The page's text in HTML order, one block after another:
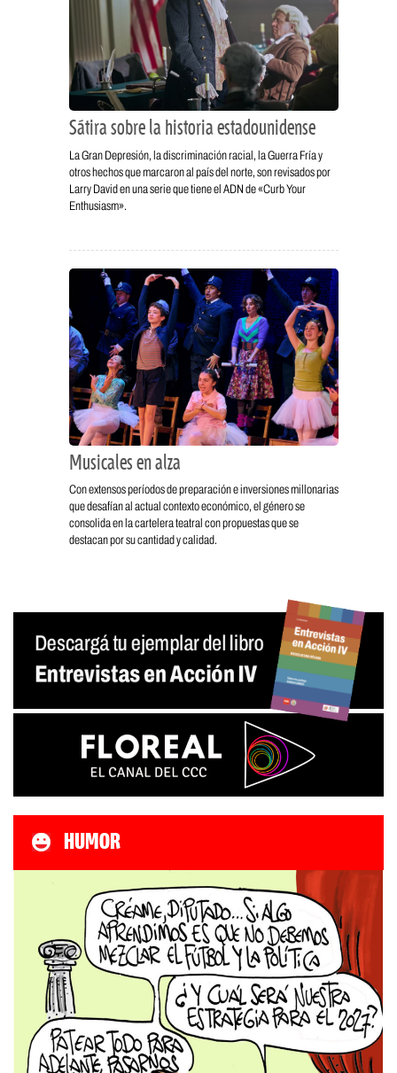
Sátira sobre la historia estadounidense
La Gran Depresión, la discriminación racial, la Guerra Fría y
otros hechos que marcaron al país del norte, son revisados por
Larry David en una serie que tiene el ADN de «Curb Your
Enthusiasm».
Musicales en alza
Con extensos períodos de preparación e inversiones millonarias
que desafían al actual contexto económico, el género se
consolida en la cartelera teatral con propuestas que se
destacan por su cantidad y calidad.
HUMOR